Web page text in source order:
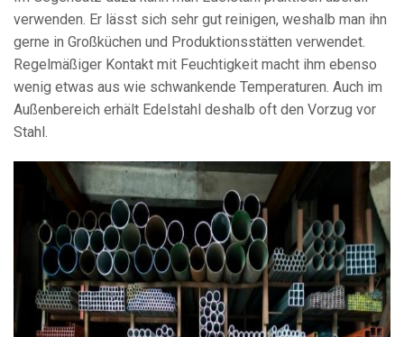
verwenden. Er lässt sich sehr gut reinigen, weshalb man ihn
gerne in Großküchen und Produktionsstätten verwendet.
Regelmäßiger Kontakt mit Feuchtigkeit macht ihm ebenso
wenig etwas aus wie schwankende Temperaturen. Auch im
Außenbereich erhält Edelstahl deshalb oft den Vorzug vor
Stahl.